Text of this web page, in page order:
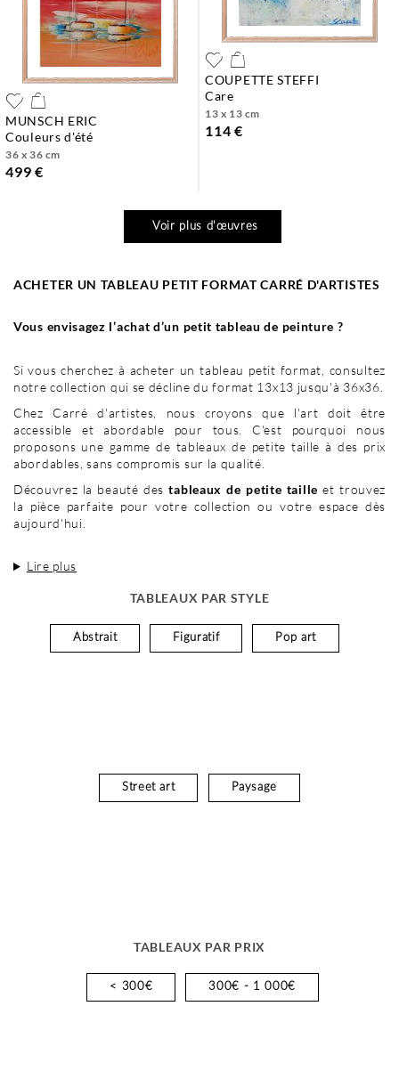
MUNSCH ERIC
couleurs d'été
36 x 36 cm
499 €
COUPETTE STEFFI
care
13 x 13 cm
114 €
Voir plus d'œuvres
ACHETER UN TABLEAU PETIT FORMAT CARRÉ D'ARTISTES
Vous envisagez l’achat d’un petit tableau de peinture ?
Si vous cherchez à acheter un tableau petit format, consultez
notre collection qui se décline du format 13x13 jusqu'à 36x36.
Chez Carré d'artistes, nous croyons que l'art doit être
accessible et abordable pour tous. C'est pourquoi nous
proposons une gamme de tableaux de petite taille à des prix
abordables, sans compromis sur la qualité.
Découvrez la beauté des tableaux de petite taille et trouvez
la pièce parfaite pour votre collection ou votre espace dès
aujourd'hui.
Lire plus
TABLEAUX PAR STYLE
Abstrait Figuratif Pop art
Street art Paysage
TABLEAUX PAR PRIX
< 300€ 300€ - 1 000€